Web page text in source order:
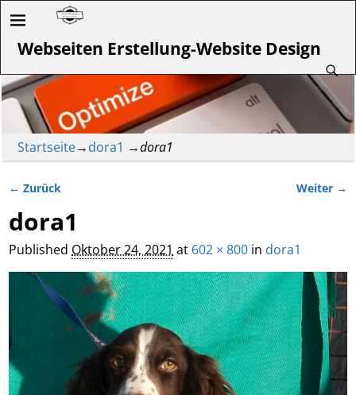
Webseiten Erstellung-Website Design
Startseite→dora1 →dora1
← Zurück Weiter →
dora1
Published Oktober 24, 2021 at 602 × 800 in dora1